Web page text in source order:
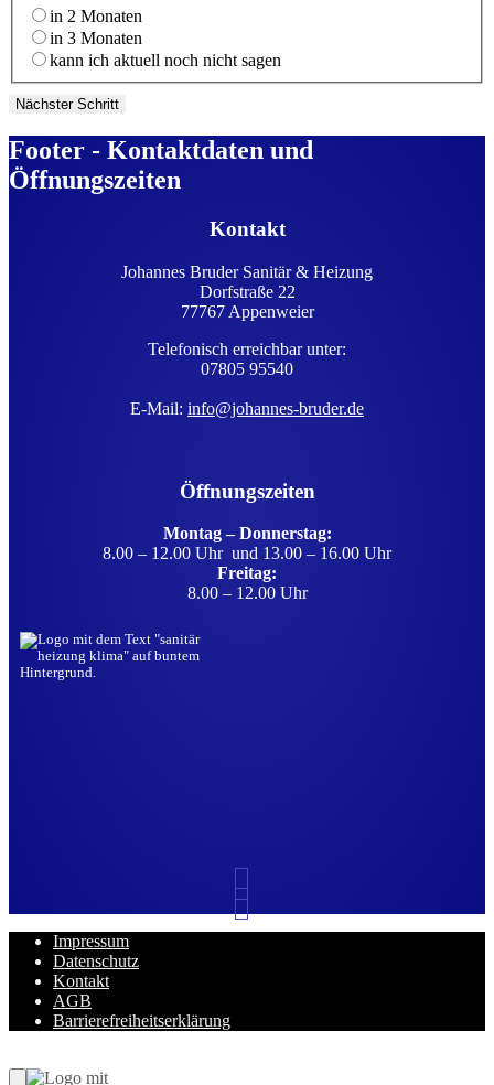
in 2 Monaten
in 3 Monaten
kann ich aktuell noch nicht sagen
Nächster Schritt
Footer - Kontaktdaten und
Öffnungszeiten
Kontakt
Johannes Bruder Sanitär & Heizung
Dorfstraße 22
77767 Appenweier
Telefonisch erreichbar unter:
07805 95540
E-Mail: info@johannes-bruder.de
Öffnungszeiten
Montag – Donnerstag:
8.00 – 12.00 Uhr und 13.00 – 16.00 Uhr
Freitag:
8.00 – 12.00 Uhr
Impressum
Datenschutz
Kontakt
AGB
Barrierefreiheitserklärung